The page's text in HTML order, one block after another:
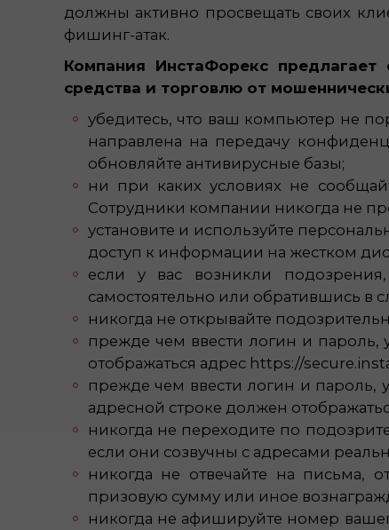
должны активно просвещать своих
фишинг-атак.
Компания ИнстаФорекс
средства и торговлю от
убедитесь, что ваш компьютер не
направлена на передачу
обновляйте антивирусные базы;
ни при каких условиях не
Сотрудники компании никогда не
установите и используйте
доступ к информации на жестком
если у вас возникли
самостоятельно или обратившись в
никогда не открывайте
прежде чем ввести логин и пароль,
отображаться адрес https://
прежде чем ввести логин и пароль,
адресной строке должен
никогда не переходите по
если они созвучны с адресами
никогда не отвечайте на письма,
призовую сумму или иное
никогда не афишируйте номер